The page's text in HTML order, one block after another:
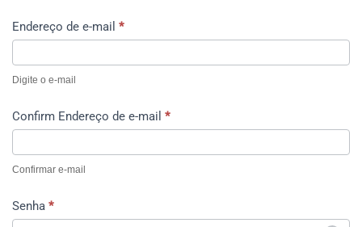
Endereço de e-mail *
Digite o e-mail
Confirm Endereço de e-mail *
Confirmar e-mail
Senha *